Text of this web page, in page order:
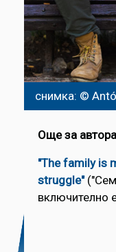
снимка: ©
Още за
"The family is
struggle"
включително